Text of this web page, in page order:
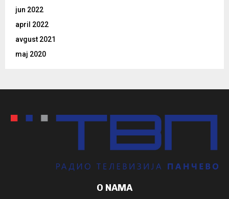
jun 2022
april 2022
avgust 2021
maj 2020
O NAMA